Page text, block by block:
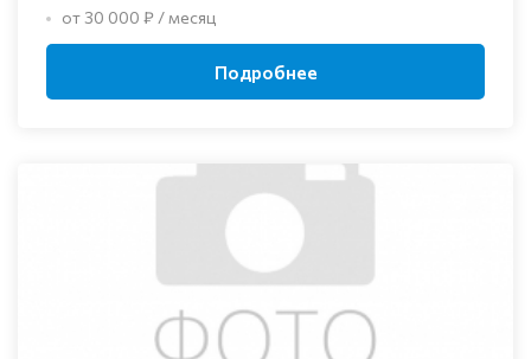
от 30 000 ₽ / месяц
Подробнее